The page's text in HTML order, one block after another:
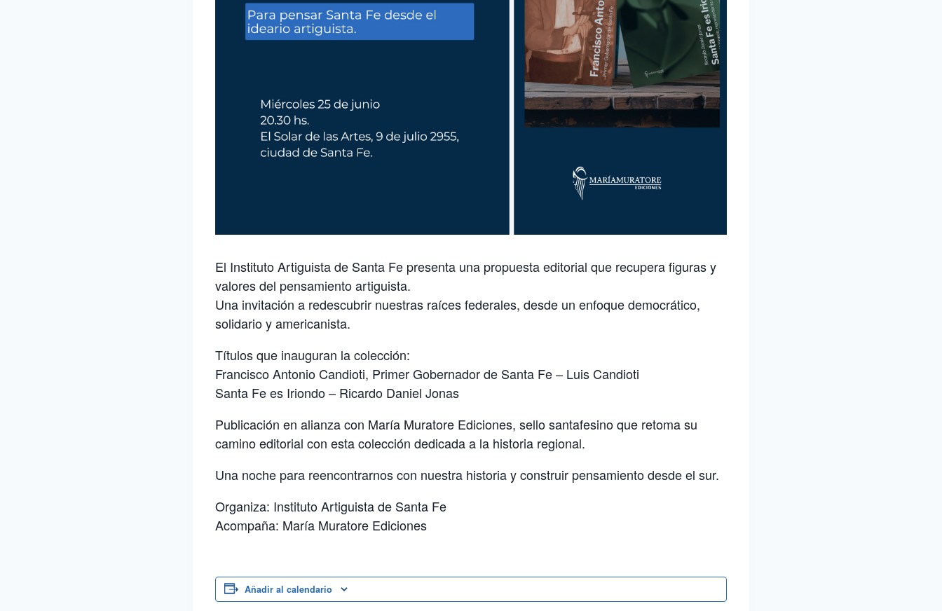
El Instituto Artiguista de Santa Fe presenta una propuesta editorial que recupera figuras y
valores del pensamiento artiguista.
Una invitación a redescubrir nuestras raíces federales, desde un enfoque democrático,
solidario y americanista.
Títulos que inauguran la colección:
Francisco Antonio Candioti, Primer Gobernador de Santa Fe – Luis Candioti
Santa Fe es Iriondo – Ricardo Daniel Jonas
Publicación en alianza con María Muratore Ediciones, sello santafesino que retoma su
camino editorial con esta colección dedicada a la historia regional.
Una noche para reencontrarnos con nuestra historia y construir pensamiento desde el sur.
Organiza: Instituto Artiguista de Santa Fe
Acompaña: María Muratore Ediciones
Añadir al calendario